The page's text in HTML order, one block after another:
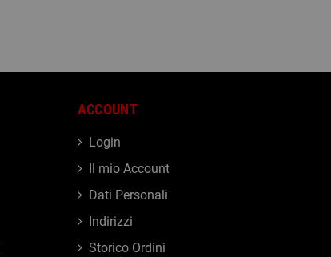
ACCOUNT
Login
Il mio Account
Dati Personali
Indirizzi
Storico Ordini